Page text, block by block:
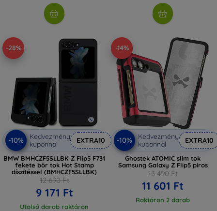
-28%
-10%
Kedvezmény
kuponnal
EXTRA10
BMW BMHCZF5SLLBK Z Flip5 F731
fekete bőr tok Hot Stamp
díszítéssel (BMHCZF5SLLBK)
12 690 Ft
9 171 Ft
Utolsó darab raktáron
-14%
-10%
Kedvezmény
kuponnal
EXTRA10
Ghostek ATOMIC slim tok
Samsung Galaxy Z Flip5 piros
13 490 Ft
11 601 Ft
Raktáron 2 darab